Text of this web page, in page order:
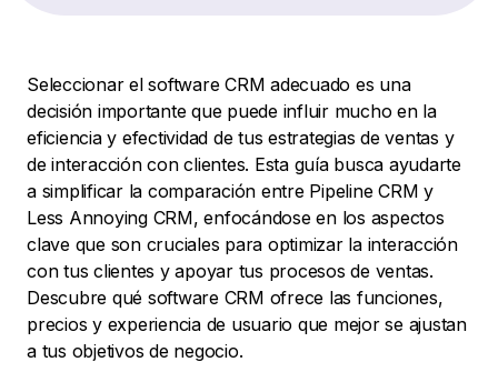
Seleccionar el software CRM adecuado es una
decisión importante que puede influir mucho en la
eficiencia y efectividad de tus estrategias de ventas y
de interacción con clientes. Esta guía busca ayudarte
a simplificar la comparación entre Pipeline CRM y
Less Annoying CRM, enfocándose en los aspectos
clave que son cruciales para optimizar la interacción
con tus clientes y apoyar tus procesos de ventas.
Descubre qué software CRM ofrece las funciones,
precios y experiencia de usuario que mejor se ajustan
a tus objetivos de negocio.